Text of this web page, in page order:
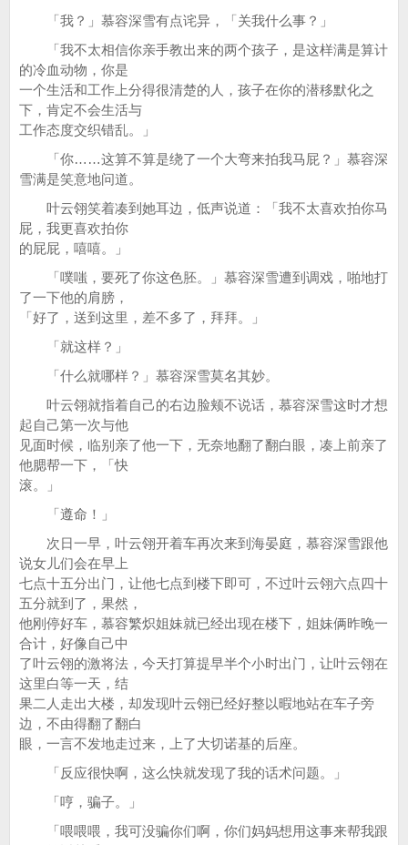
「我？」慕容深雪有点诧异，「关我什么事？」
「我不太相信你亲手教出来的两个孩子，是这样满是算计
的冷血动物，你是
一个生活和工作上分得很清楚的人，孩子在你的潜移默化之
下，肯定不会生活与
工作态度交织错乱。」
「你……这算不算是绕了一个大弯来拍我马屁？」慕容深
雪满是笑意地问道。
叶云翎笑着凑到她耳边，低声说道：「我不太喜欢拍你马
屁，我更喜欢拍你
的屁屁，嘻嘻。」
「噗嗤，要死了你这色胚。」慕容深雪遭到调戏，啪地打
了一下他的肩膀，
「好了，送到这里，差不多了，拜拜。」
「就这样？」
「什么就哪样？」慕容深雪莫名其妙。
叶云翎就指着自己的右边脸颊不说话，慕容深雪这时才想
起自己第一次与他
见面时候，临别亲了他一下，无奈地翻了翻白眼，凑上前亲了
他腮帮一下，「快
滚。」
「遵命！」
次日一早，叶云翎开着车再次来到海晏庭，慕容深雪跟他
说女儿们会在早上
七点十五分出门，让他七点到楼下即可，不过叶云翎六点四十
五分就到了，果然，
他刚停好车，慕容繁炽姐妹就已经出现在楼下，姐妹俩昨晚一
合计，好像自己中
了叶云翎的激将法，今天打算提早半个小时出门，让叶云翎在
这里白等一天，结
果二人走出大楼，却发现叶云翎已经好整以暇地站在车子旁
边，不由得翻了翻白
眼，一言不发地走过来，上了大切诺基的后座。
「反应很快啊，这么快就发现了我的话术问题。」
「哼，骗子。」
「喂喂喂，我可没骗你们啊，你们妈妈想用这事来帮我跟